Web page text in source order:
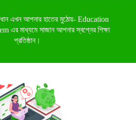
এখন আপনার হাতের মুঠোয়- Education
এর মাধ্যমে সাজান আপনার স্বপ্নের শিক্ষা
প্রতিষ্ঠান।